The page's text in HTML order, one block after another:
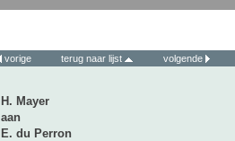
vorige terug naar lijst volgende
H. Mayer
aan
E. du Perron